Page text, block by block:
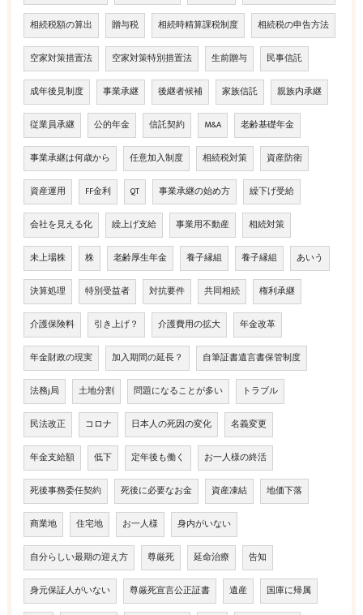
相続税額の算出 贈与税 相続時精算課税制度 相続税の申告方法
空家対策措置法 空家対策特別措置法 生前贈与 民事信託
成年後見制度 事業承継 後継者候補 家族信託 親族内承継
従業員承継 公的年金 信託契約 M&A 老齢基礎年金
事業承継は何歳から 任意加入制度 相続税対策 資産防衛
資産運用 FF金利 QT 事業承継の始め方 繰下げ受給
会社を見える化 繰上げ支給 事業用不動産 相続対策
未上場株 株 老齢厚生年金 養子縁組 養子縁組 あいう
決算処理 特別受益者 対抗要件 共同相続 権利承継
介護保険料 引き上げ？ 介護費用の拡大 年金改革
年金財政の現実 加入期間の延長？ 自筆証書遺言書保管制度
法務j局 土地分割 問題になることが多い トラブル
民法改正 コロナ 日本人の死因の変化 名義変更
年金支給額 低下 定年後も働く お一人様の終活
死後事務委任契約 死後に必要なお金 資産凍結 地価下落
商業地 住宅地 お一人様 身内がいない
自分らしい最期の迎え方 尊厳死 延命治療 告知
身元保証人がいない 尊厳死宣言公正証書 遺産 国庫に帰属